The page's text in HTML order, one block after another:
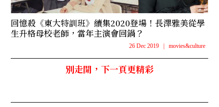
回憶殺《東大特訓班》續集2020登場！長澤雅美從學
生升格母校老師，當年主演會回鍋？
26 Dec 2019 movies&culture
別走開，下一頁更精彩